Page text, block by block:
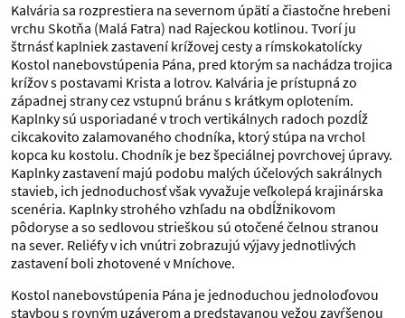
Kalvária sa rozprestiera na severnom úpätí a čiastočne hrebeni
vrchu Skotňa (Malá Fatra) nad Rajeckou kotlinou. Tvorí ju
štrnásť kaplniek zastavení krížovej cesty a rímskokatolícky
Kostol nanebovstúpenia Pána, pred ktorým sa nachádza trojica
krížov s postavami Krista a lotrov. Kalvária je prístupná zo
západnej strany cez vstupnú bránu s krátkym oplotením.
Kaplnky sú usporiadané v troch vertikálnych radoch pozdĺž
cikcakovito zalamovaného chodníka, ktorý stúpa na vrchol
kopca ku kostolu. Chodník je bez špeciálnej povrchovej úpravy.
Kaplnky zastavení majú podobu malých účelových sakrálnych
stavieb, ich jednoduchosť však vyvažuje veľkolepá krajinárska
scenéria. Kaplnky strohého vzhľadu na obdĺžnikovom
pôdoryse a so sedlovou strieškou sú otočené čelnou stranou
na sever. Reliéfy v ich vnútri zobrazujú výjavy jednotlivých
zastavení boli zhotovené v Mníchove.
Kostol nanebovstúpenia Pána je jednoduchou jednoloďovou
stavbou s rovným uzáverom a predstavanou vežou zavŕšenou